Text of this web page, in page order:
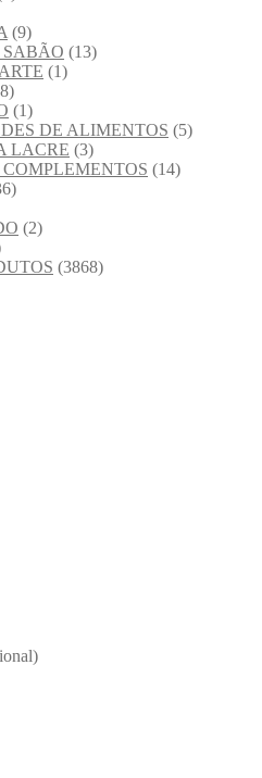
(9)
SABÃO (13)
(1)
(1)
DE ALIMENTOS (5)
LACRE (3)
(14)
(2)
(3868)